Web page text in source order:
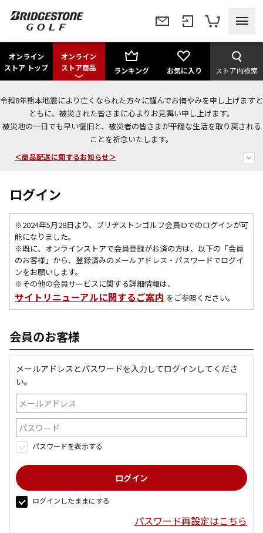
オンライン
ストア トップ
オンライン
ストア商品
ランキング お気に入り ストア内検索
令和8年熊本地震により亡くなられた方々に謹んでお悔やみを申し上げますと
ともに、被災された皆さまに心よりお見舞い申し上げます。
被災地の一日でも早い復旧と、被災者の皆さまが平穏な生活を取り戻される
ことを祈念いたします。
今なら新規会員登録で1,000円OFFクーポンプレゼント！
＜商品配送に関するお知らせ＞
＜夏季休暇中のご注文・発送・お問い合わせ＞
ログイン
※2024年5月28日より、ブリヂストンゴルフ会員IDでのログインが可
能になりました。
※既に、 オンラインストアで会員登録がお済の方は、以下の「会員
のお客様」から、登録済みのメールアドレス・パスワードでログイ
ンをお願いします。
※その他の会員サービスに関する詳細情報は、
サイトリニューアルに関するご案内 をご参照ください。
会員のお客様
メールアドレスとパスワードを入力してログインしてくださ
い。
パスワードを表示する
ログインしたままにする
パスワード再設定はこちら